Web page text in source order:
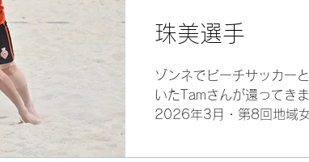
珠美選手
ゾンネでビーチサッカー
いたTamさんが還ってき
2026年3月・第8回地域